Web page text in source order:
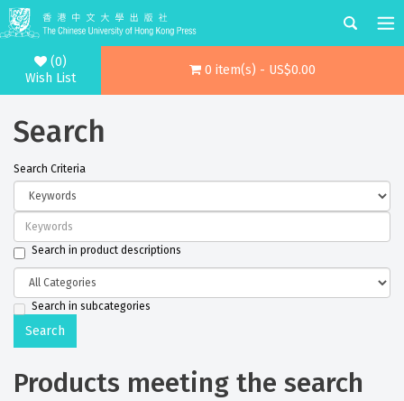
(0)
Wish List
0 item(s) - US$0.00
Search
Search Criteria
Search in product descriptions
Search in subcategories
Products meeting the search